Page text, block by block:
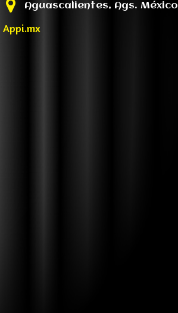
Aguascalientes, Ags. México
Appi.mx